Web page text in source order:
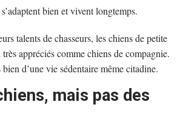
bien et vivent longtemps.
talents de chasseurs, les chiens de petite
appréciés comme chiens de compagnie.
d’une vie sédentaire même citadine.
mais pas des